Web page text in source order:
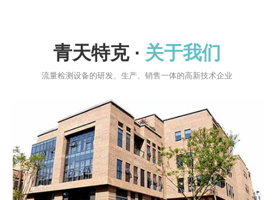
青天特克 · 关于我们
流量检测设备的研发、生产、销售一体的高新技术企业